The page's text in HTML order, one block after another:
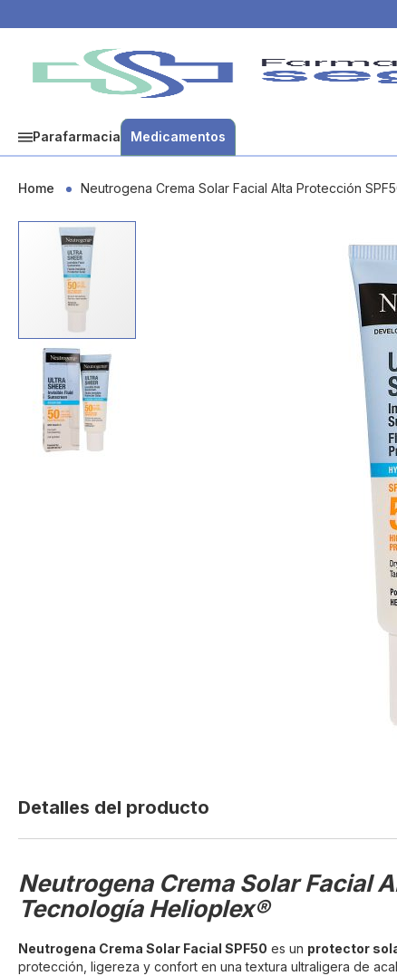
Parafarmacia Medicamentos
Home Neutrogena Crema Solar Facial Alta Protección
Skip
images
gallery
the
of
images
gallery
Detalles del producto
Neutrogena Crema Solar Facial
Tecnología Helioplex®
Neutrogena Crema Solar Facial SPF50 es un protector
protección, ligereza y confort en una textura ultraligera de